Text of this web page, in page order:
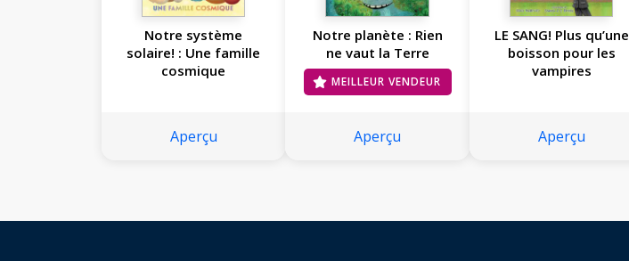
Notre système
solaire! : Une famille
cosmique
Aperçu
Notre planète : Rien
ne vaut la Terre
MEILLEUR VENDEUR
Aperçu
LE SANG! Plus qu’une
boisson pour les
vampires
Aperçu